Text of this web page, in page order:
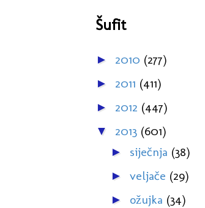
Šufit
► 2010 (277)
► 2011 (411)
► 2012 (447)
▼ 2013 (601)
► siječnja (38)
► veljače (29)
► ožujka (34)